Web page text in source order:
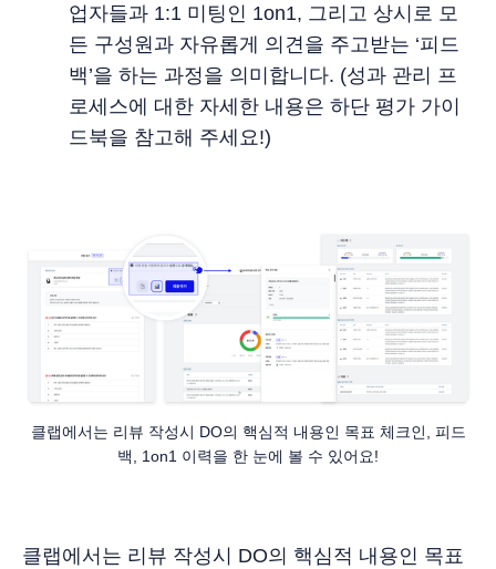
업자들과 1:1 미팅인 1on1, 그리고 상시로 모
든 구성원과 자유롭게 의견을 주고받는 ‘피드
백’을 하는 과정을 의미합니다. (성과 관리 프
로세스에 대한 자세한 내용은 하단 평가 가이
드북을 참고해 주세요!)
클랩에서는 리뷰 작성시 DO의 핵심적 내용인 목표 체크인, 피드
백, 1on1 이력을 한 눈에 볼 수 있어요!
클랩에서는 리뷰 작성시 DO의 핵심적 내용인 목표